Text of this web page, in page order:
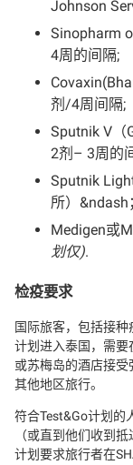
Johnson
Sinopharm
4周的间隔;
剂/4周间隔;
Sputnik V（
2剂– 3周的
Sputnik
所）&ndash
Medigen或
划仅).
检疫要求
国际旅客，包括接
计划进入泰国，需
或苏梅岛的酒店接
其他地区旅行。
符合Test&Go计划的
（或直到他们收到
计划要求旅行者在